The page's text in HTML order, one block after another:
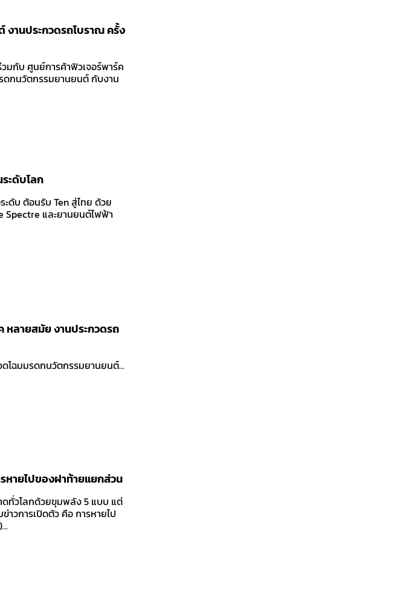
านประกวดรถโบราณ ครั้ง
มกับ ศูนย์การค้าฟิวเจอร์พาร์ค
ดกนวัตกรรมยานยนต์ กับงาน
ะดับโลก
ดับ ต้อนรับ Ten สู่ไทย ด้วย
Spectre และยานยนต์ไฟฟ้า
ลายสมัย งานประกวดรถ
โฉมมรดกนวัตกรรมยานยนต์...
หายไปของฝาท้ายแยกส่วน
าดทั่วโลกด้วยขุมพลัง 5 แบบ แต่
วการเปิดตัว คือ การหายไป